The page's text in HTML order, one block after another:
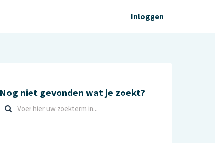
Inloggen
Nog niet gevonden wat je zoekt?